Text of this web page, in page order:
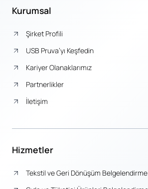
Kurumsal
Şirket Profili
USB Pruva’yı Keşfedin
Kariyer Olanaklarımız
Partnerlikler
İletişim
Hizmetler
Tekstil ve Geri Dönüşüm Belgelendirme